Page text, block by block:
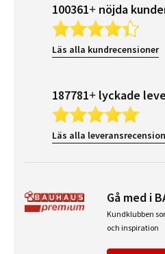
100361+ nöjda
Läs alla kundrecensioner
187781+ lyckade
Läs alla
Gå med i
Kundklubben
och inspiration